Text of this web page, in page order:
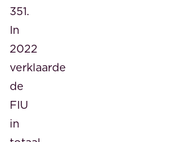
351.
In
2022
verklaarde
de
FIU
in